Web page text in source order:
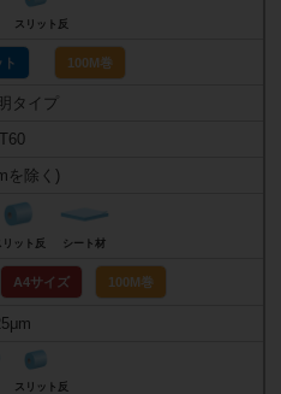
スリット反
100M巻
タイプ
T60
を除く)
リット反 シート材
A4サイズ 100M巻
スリット反